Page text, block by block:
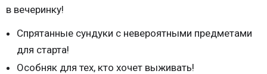
в вечеринку!
Спрятанные сундуки с невероятными предметами
для старта!
Особняк для тех, кто хочет выживать!